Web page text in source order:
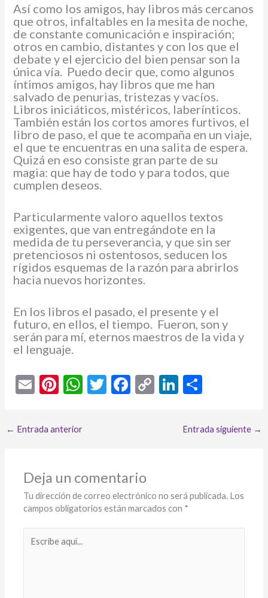
Así como los amigos, hay libros más cercanos
que otros, infaltables en la mesita de noche,
de constante comunicación e inspiración;
otros en cambio, distantes y con los que el
debate y el ejercicio del bien pensar son la
única vía. Puedo decir que, como algunos
íntimos amigos, hay libros que me han
salvado de penurias, tristezas y vacíos.
Libros iniciáticos, mistéricos, laberínticos.
También están los cortos amores furtivos, el
libro de paso, el que te acompaña en un viaje,
el que te encuentras en una salita de espera.
Quizá en eso consiste gran parte de su
magia: que hay de todo y para todos, que
cumplen deseos.
Particularmente valoro aquellos textos
exigentes, que van entregándote en la
medida de tu perseverancia, y que sin ser
pretenciosos ni ostentosos, seducen los
rígidos esquemas de la razón para abrirlos
hacia nuevos horizontes.
En los libros el pasado, el presente y el
futuro, en ellos, el tiempo. Fueron, son y
serán para mí, eternos maestros de la vida y
el lenguaje.
E
ai
Pi
er
W
p
p
T
F
o
k
C
k
Li
ke m
r
← Entrada anterior Entrada siguiente →
Deja un comentario
Tu dirección de correo electrónico no será publicada. Los
campos obligatorios están marcados con *
aquí...